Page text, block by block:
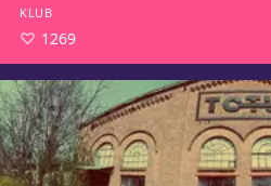
KLUB
1269